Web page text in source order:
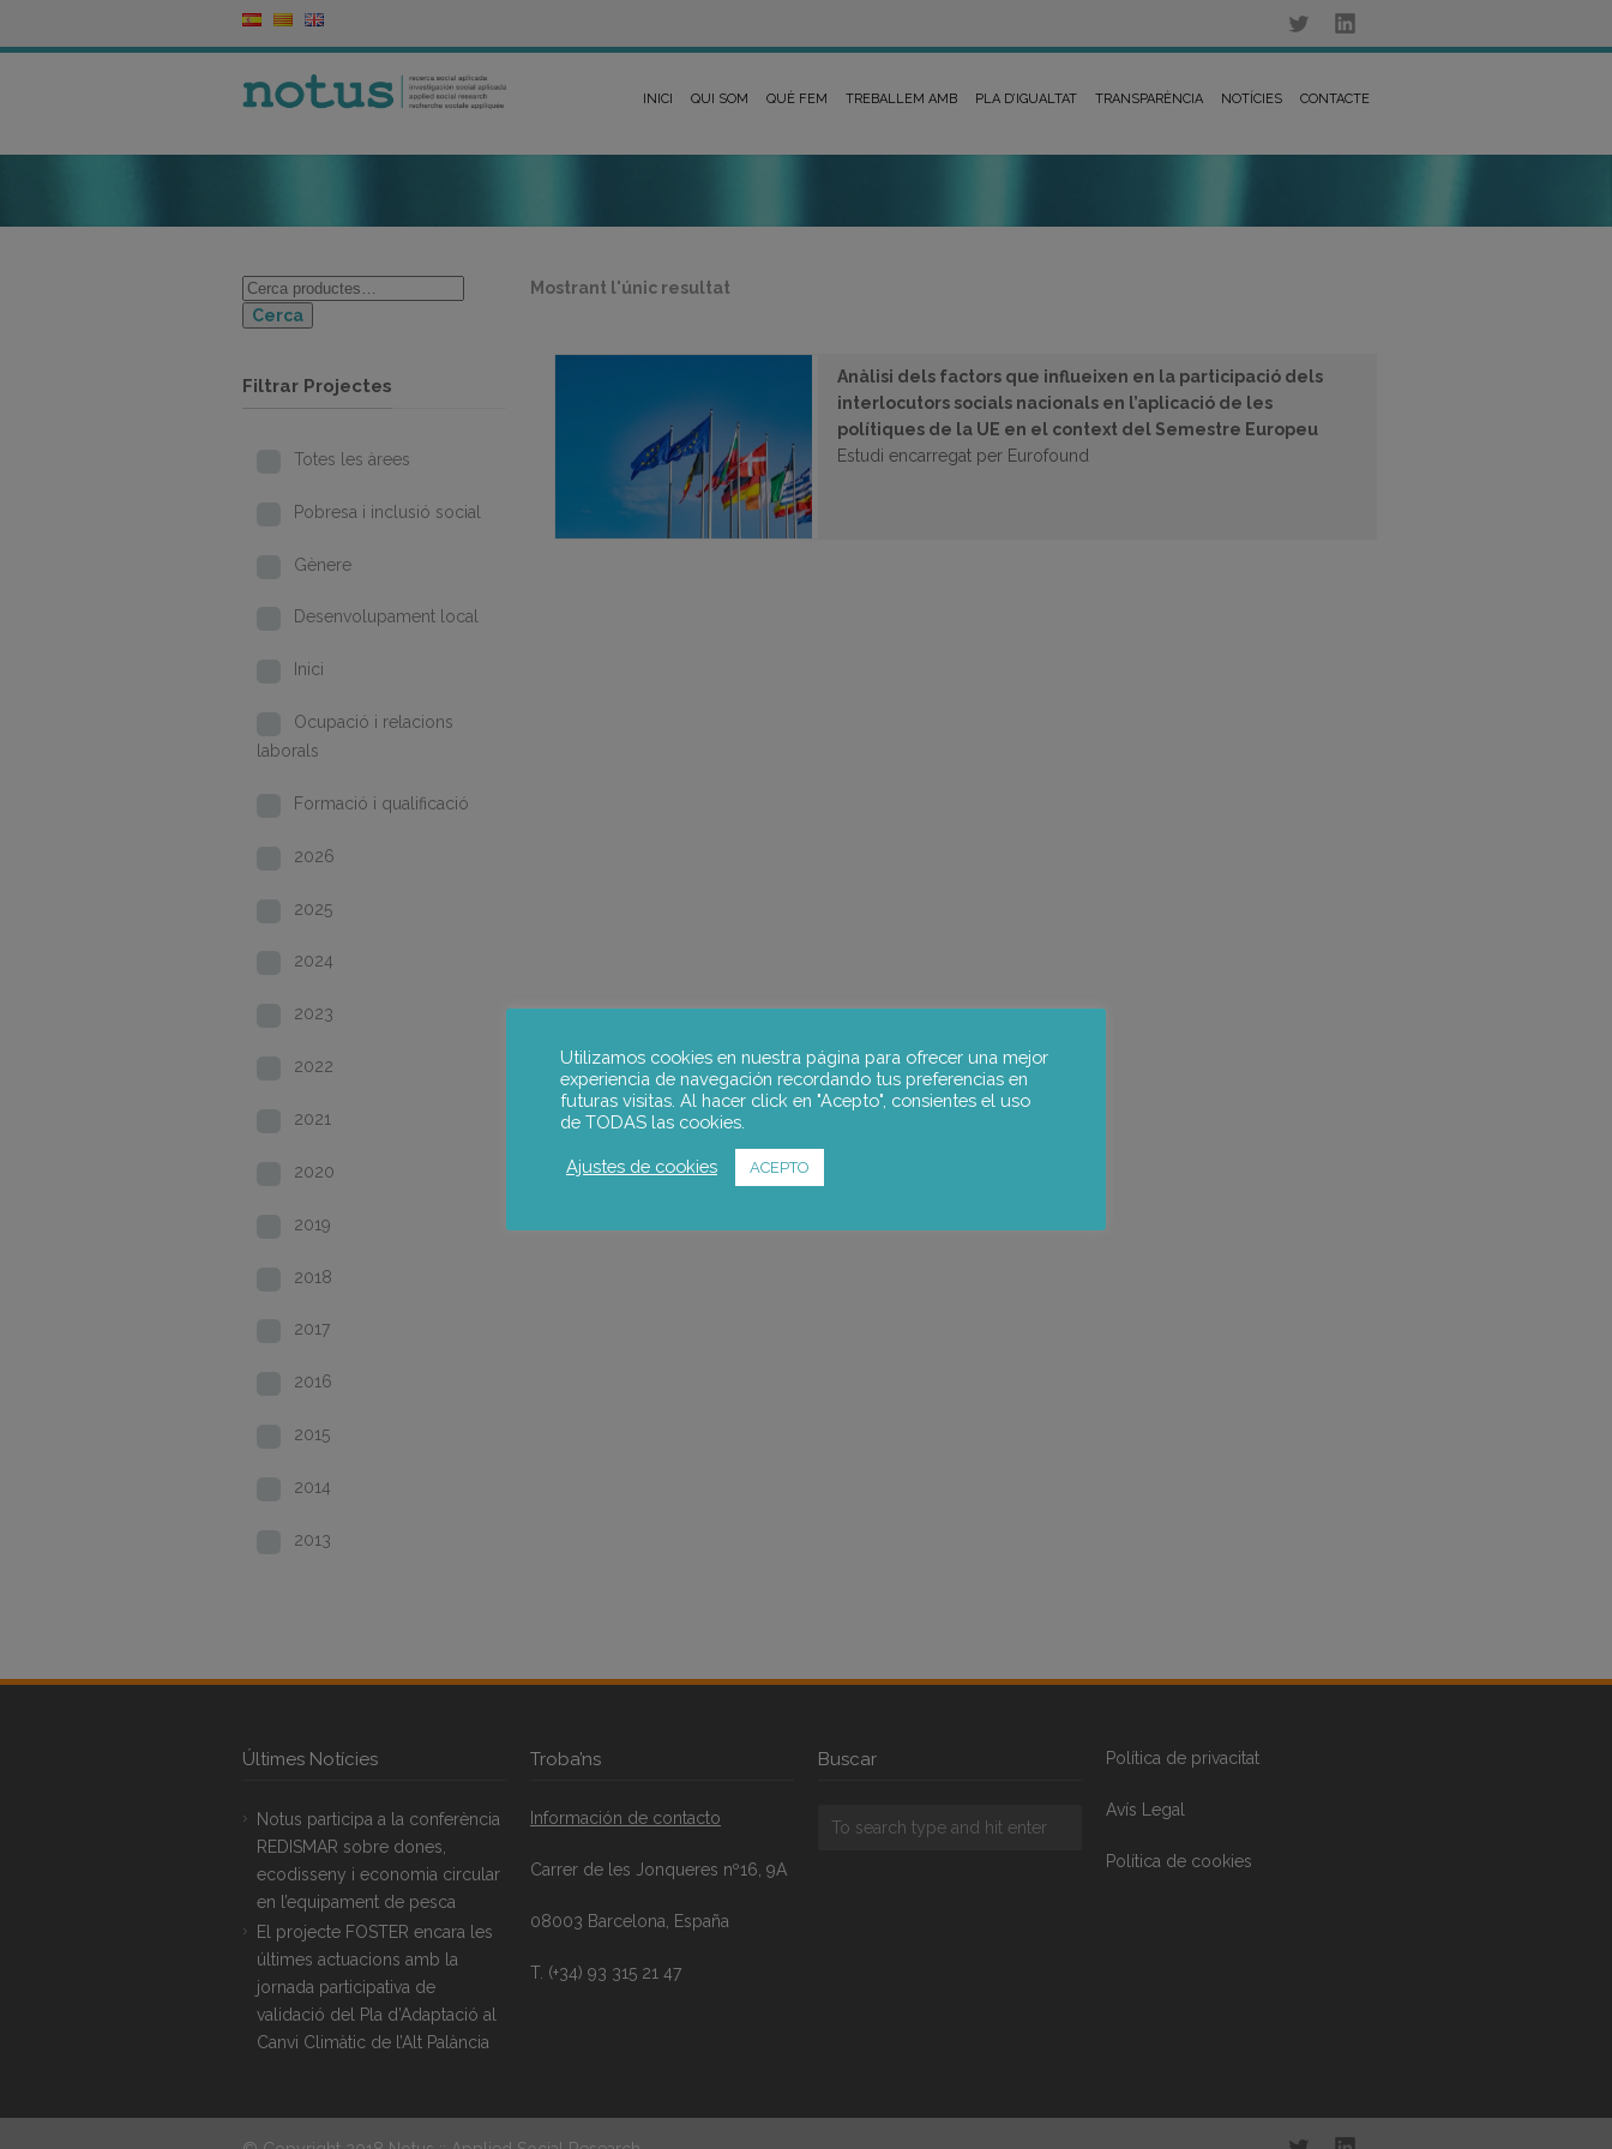
INICI QUI SOM QUÈ FEM TREBALLEM AMB PLA D’IGUALTAT TRANSPARÈNCIA NOTÍCIES CONTACTE
Mostrant l'únic resultat
Anàlisi dels factors que influeixen en la participació dels
interlocutors socials nacionals en l’aplicació de les
polítiques de la UE en el context del Semestre Europeu
Estudi encarregat per Eurofound
Cerca
Filtrar Projectes
Totes les àrees
Pobresa i inclusió social
Gènere
Desenvolupament local
Inici
Ocupació i relacions
laborals
Formació i qualificació
2026
2025
2024
2023
2022
2021
2020
2019
2018
2017
2016
2015
2014
2013
Últimes Notícies
Notus participa a la conferència
REDISMAR sobre dones,
ecodisseny i economia circular
en l’equipament de pesca
El projecte FOSTER encara les
últimes actuacions amb la
jornada participativa de
validació del Pla d’Adaptació al
Canvi Climàtic de l’Alt Palància
Troba’ns
Información de contacto
Carrer de les Jonqueres nº16, 9A
08003 Barcelona, España
T. (+34) 93 315 21 47
Buscar Política de privacitat
Avís Legal
Política de cookies
Utilizamos cookies en nuestra página para ofrecer una mejor
experiencia de navegación recordando tus preferencias en
futuras visitas. Al hacer click en "Acepto", consientes el uso
de TODAS las cookies.
Ajustes de cookies ACEPTO